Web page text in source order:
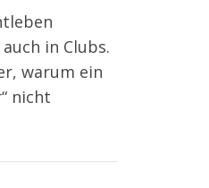
in Clubs.
warum ein
nicht